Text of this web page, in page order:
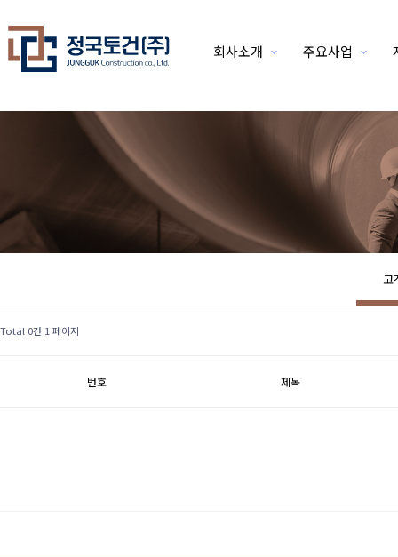
회사소개 주요사업
고
Total 0건 1 페이지
번호 제목